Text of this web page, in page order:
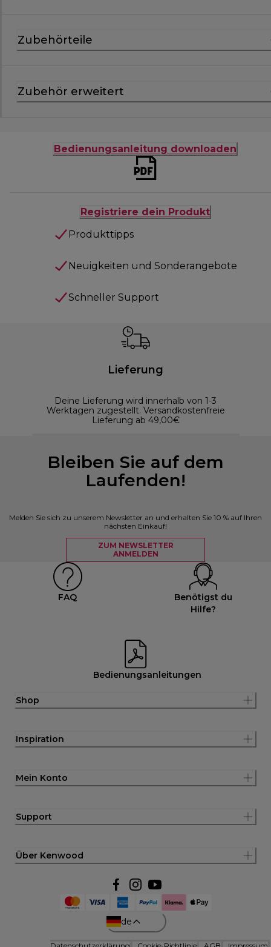
Zubehörteile
Zubehör erweitert
Bedienungsanleitung downloaden
Registriere dein Produkt
Produkttipps
Neuigkeiten und Sonderangebote
Schneller Support
Lieferung
Deine Lieferung wird innerhalb von 1-3
Werktagen zugestellt. Versandkostenfreie
Lieferung ab 49,00€
Bleiben Sie auf dem
Laufenden!
Melden Sie sich zu unserem Newsletter an und erhalten Sie 10 % auf Ihren
nächsten Einkauf!
ZUM NEWSLETTER
ANMELDEN
FAQ
Benötigst du
Hilfe?
Bedienungsanleitungen
Shop
Inspiration
Mein Konto
Support
Über Kenwood
de